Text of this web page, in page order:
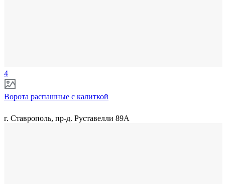
4
Ворота распашные с калиткой
г. Ставрополь, пр-д. Руставелли 89А